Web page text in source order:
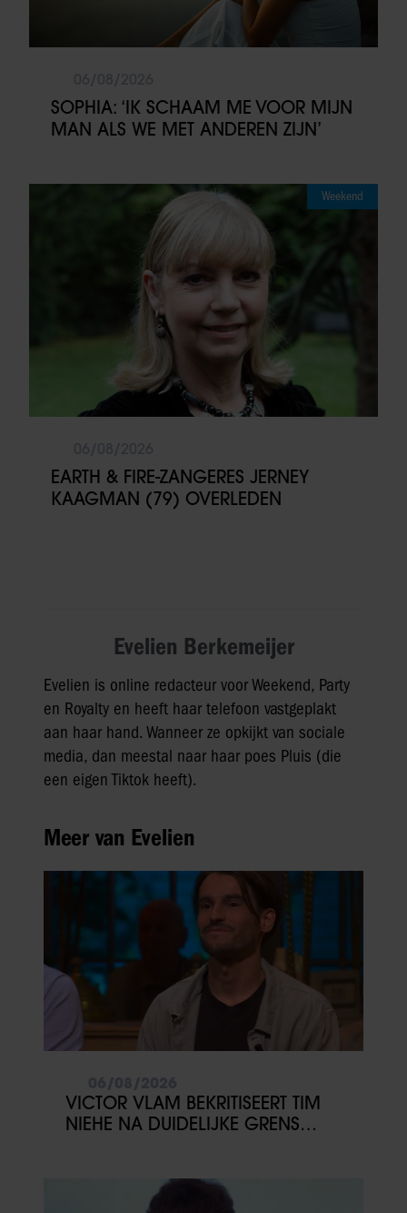
SOPHIA: ‘IK SCHAAM ME VOOR MIJN
MAN ALS WE MET ANDEREN ZIJN’
Weekend
EARTH & FIRE-ZANGERES JERNEY
KAAGMAN (79) OVERLEDEN
Evelien Berkemeijer
Evelien is online redacteur voor Weekend, Party
en Royalty en heeft haar telefoon vastgeplakt
aan haar hand. Wanneer ze opkijkt van sociale
media, dan meestal naar haar poes Pluis (die
een eigen Tiktok heeft).
Meer van Evelien
VICTOR VLAM BEKRITISEERT TIM
NIEHE NA DUIDELIJKE GRENS